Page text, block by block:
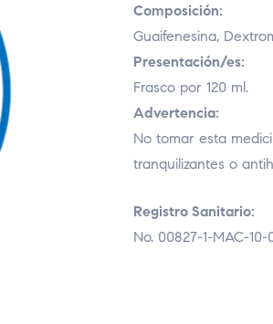
Composición:
Guaifenesina,
Presentación/es:
Frasco por 120 ml.
Advertencia:
No tomar esta
tranquilizantes o
Registro Sanitario:
No. 00827-1-MAC-10-